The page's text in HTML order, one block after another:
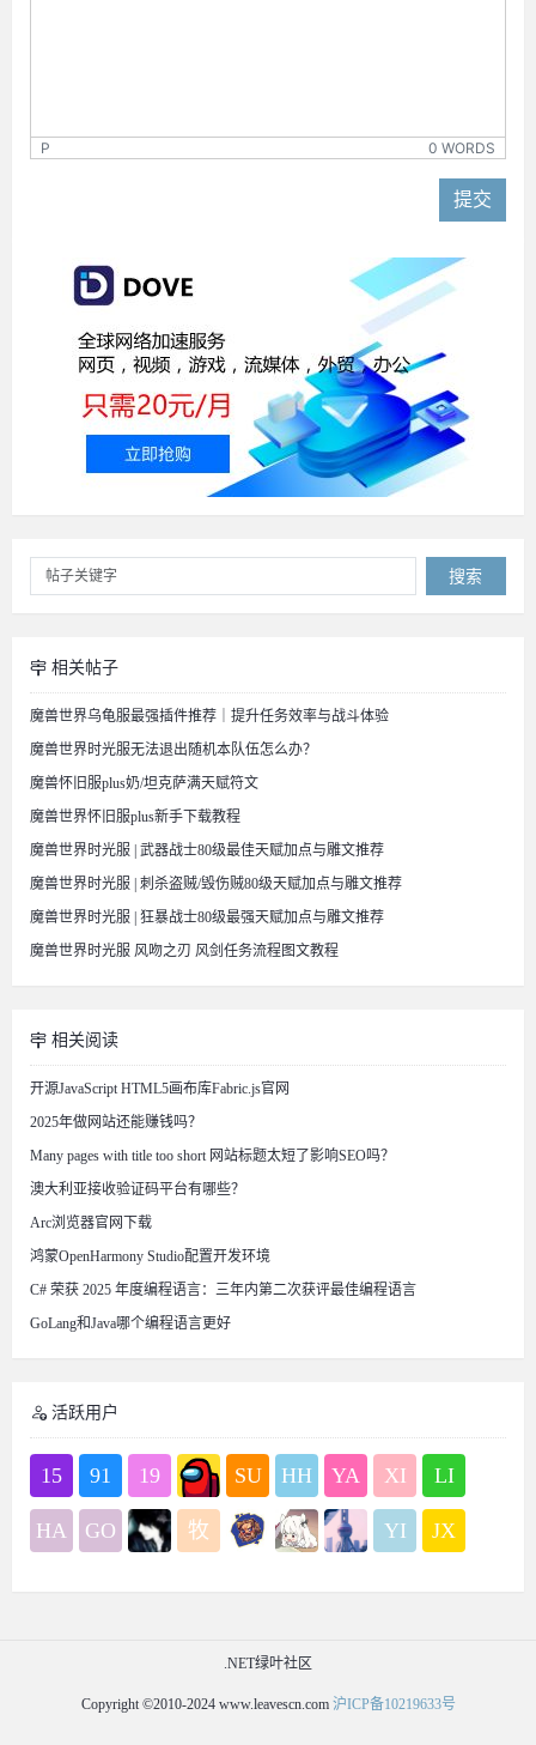
P 0 WORDS
提交
搜索
相关帖子
魔兽世界乌龟服最强插件推荐｜提升任务效率与战斗体验
魔兽世界时光服无法退出随机本队伍怎么办？
魔兽怀旧服plus奶/坦克萨满天赋符文
魔兽世界怀旧服plus新手下载教程
魔兽世界时光服 | 武器战士80级最佳天赋加点与雕文推荐
魔兽世界时光服 | 刺杀盗贼/毁伤贼80级天赋加点与雕文推荐
魔兽世界时光服 | 狂暴战士80级最强天赋加点与雕文推荐
魔兽世界时光服 风吻之刃 风剑任务流程图文教程
相关阅读
开源JavaScript HTML5画布库Fabric.js官网
2025年做网站还能赚钱吗？
Many pages with title too short 网站标题太短了影响SEO吗？
澳大利亚接收验证码平台有哪些？
Arc浏览器官网下载
鸿蒙OpenHarmony Studio配置开发环境
C# 荣获 2025 年度编程语言：三年内第二次获评最佳编程语言
GoLang和Java哪个编程语言更好
活跃用户
15 91 19 SU HH YA XI LI
HA GO 牧 YI JX
.NET绿叶社区
Copyright ©2010-2024 www.leavescn.com 沪ICP备10219633号